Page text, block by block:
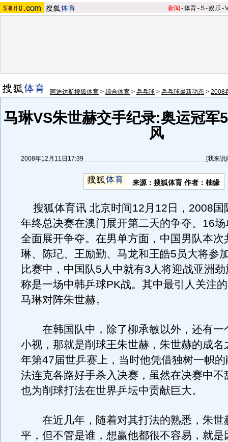
新闻 -体育-S-娱乐-
阿迪达斯搜狐体育 > 综合体育 > 乒乓球 > 乒乓球最新动态 > 2008
马琳VS朱世赫交手纪录:奥运冠军
风
2008年12月11日17:39 [我来说
来源：搜狐体育 作者：柚缘
搜狐体育讯 北京时间12月12日，2008国
年终总决赛在澳门展开第二天的争夺。16
全面展开争夺。在男单方面，中国男队本次
琳、陈玘、王励勤、马龙和王皓5员大将参
比赛中，中国队5人中就有3人将迎战亚洲
称是一场中韩乒球PK战。其中最引人关注
马琳对阵朱世赫。
在韩国队中，除了柳承敏以外，还有一
小视，那就是削球王朱世赫，朱世赫的成
年第47届世乒赛上，当时他凭借独树一帜
法连克各路好手杀入决赛，虽然在决赛中不
也为削球打法在世界乒坛中贡献巨大。
在近几年，随着对其打法的熟悉，朱世
平，但不管是谁，想赢他都很不容易，就是